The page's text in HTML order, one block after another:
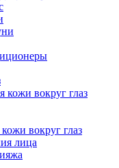
кожи вокруг глаз
вокруг глаз
лица